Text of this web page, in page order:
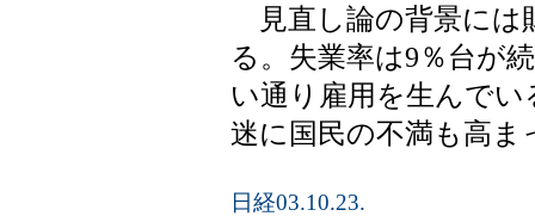
見直し論の背景には
る。失業率は9％台が
い通り雇用を生んで
迷に国民の不満も高ま
日経03.10.23.